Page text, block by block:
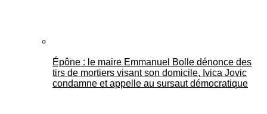
Épône : le maire Emmanuel Bolle dénonce des
tirs de mortiers visant son domicile, Ivica Jovic
condamne et appelle au sursaut démocratique